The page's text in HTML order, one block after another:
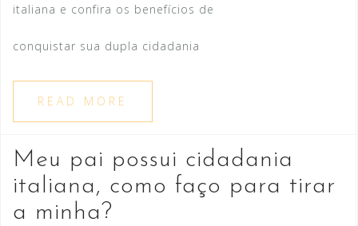
italiana e confira os benefícios de
conquistar sua dupla cidadania
READ MORE
Meu pai possui cidadania
italiana, como faço para tirar
a minha?